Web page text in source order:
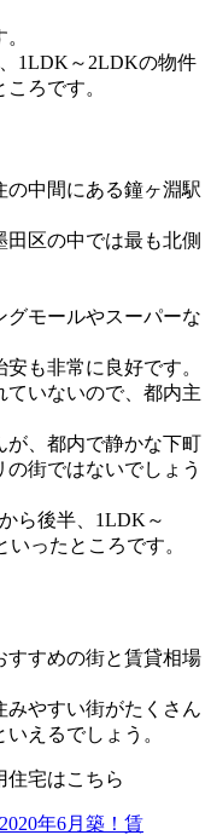
1LDK～2LDKの物件
ろです。
中間にある鐘ヶ淵駅
区の中では最も北側
モールやスーパーな
も非常に良好です。
ていないので、都内主
が、都内で静かな下町
街ではないでしょう
ら後半、1LDK～
ったところです。
すすめの街と賃貸相場
みやすい街がたくさん
えるでしょう。
住宅はこちら
年6月築！賃